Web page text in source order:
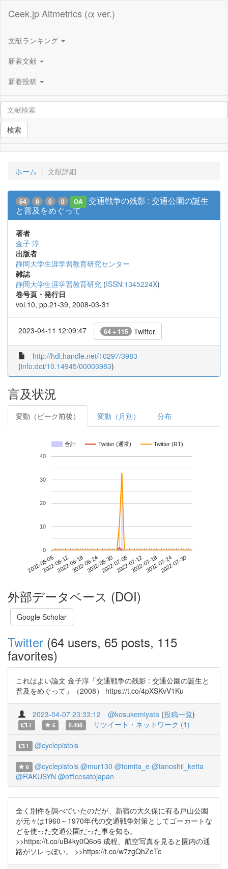
Ceek.jp Altmetrics (α ver.)
文献ランキング
新着文献
新着投稿
検索
ホーム 文献詳細
64 0 0 0 OA
交通戦争の残影 : 交通公園の誕生
と普及をめぐって
著者
金子 淳
出版者
静岡大学生涯学習教育研究センター
雑誌
静岡大学生涯学習教育研究 (ISSN:1345224X)
巻号頁・発行日
vol.10, pp.21-39, 2008-03-31
2023-04-11 12:09:47 64 + 115 Twitter
http://hdl.handle.net/10297/3983
(info:doi/10.14945/00003983)
言及状況
変動（ピーク前後） 変動（月別） 分布
合計 Twitter (通常) Twitter (RT)
2022-06-062022-06-122022-06-182022-06-242022-06-302022-07-062022-07-122022-07-182022-07-242022-07-30
0
10
20
30
40
外部データベース (DOI)
Google Scholar
Twitter (64 users, 65 posts, 115
favorites)
これはよい論文 金子淳「交通戦争の残影 : 交通公園の誕生と
普及をめぐって」（2008） https://t.co/4pXSKvV1Ku
2023-04-07 23:33:12 @kosukemiyata (投稿一覧)
1 6 0.408 リツイート・ネットワーク (1)
1 @cyclepistols
6 @cyclepistols @mur130 @tomita_e @tanoshii_ketta
@RAKUSYN @officesatojapan
全く別件を調べていたのだが、新宿の大久保に有る戸山公園
が元々は1960～1970年代の交通戦争対策としてゴーカートな
どを使った交通公園だった事を知る。
>>https://t.co/uB4ky0Q6o6 成程、航空写真を見ると園内の通
路がソレっぽい。 >>https://t.co/w7zgQhZeTc